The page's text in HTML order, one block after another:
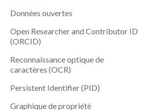
Données ouvertes
Open Researcher and Contributor ID
(ORCID)
Reconnaissance optique de
caractères (OCR)
Persistent Identifier (PID)
Graphique de propriété